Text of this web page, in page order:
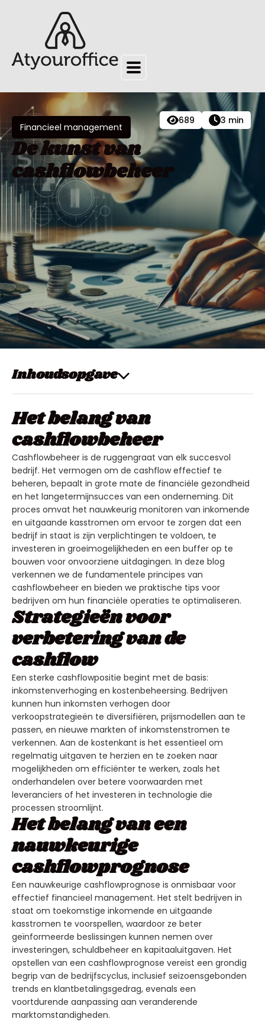
689 3 min
Financieel management
De kunst van
cashflowbeheer
Inhoudsopgave
Het belang van
cashflowbeheer
Cashflowbeheer is de ruggengraat van elk succesvol
bedrijf. Het vermogen om de cashflow effectief te
beheren, bepaalt in grote mate de financiële gezondheid
en het langetermijnsucces van een onderneming. Dit
proces omvat het nauwkeurig monitoren van inkomende
en uitgaande kasstromen om ervoor te zorgen dat een
bedrijf in staat is zijn verplichtingen te voldoen, te
investeren in groeimogelijkheden en een buffer op te
bouwen voor onvoorziene uitdagingen. In deze blog
verkennen we de fundamentele principes van
cashflowbeheer en bieden we praktische tips voor
bedrijven om hun financiële operaties te optimaliseren.
Strategieën voor
verbetering van de
cashflow
Een sterke cashflowpositie begint met de basis:
inkomstenverhoging en kostenbeheersing. Bedrijven
kunnen hun inkomsten verhogen door
verkoopstrategieën te diversifiëren, prijsmodellen aan te
passen, en nieuwe markten of inkomstenstromen te
verkennen. Aan de kostenkant is het essentieel om
regelmatig uitgaven te herzien en te zoeken naar
mogelijkheden om efficiënter te werken, zoals het
onderhandelen over betere voorwaarden met
leveranciers of het investeren in technologie die
processen stroomlijnt.
Het belang van een
nauwkeurige
cashflowprognose
Een nauwkeurige cashflowprognose is onmisbaar voor
effectief financieel management. Het stelt bedrijven in
staat om toekomstige inkomende en uitgaande
kasstromen te voorspellen, waardoor ze beter
geïnformeerde beslissingen kunnen nemen over
investeringen, schuldbeheer en kapitaaluitgaven. Het
opstellen van een cashflowprognose vereist een grondig
begrip van de bedrijfscyclus, inclusief seizoensgebonden
trends en klantbetalingsgedrag, evenals een
voortdurende aanpassing aan veranderende
marktomstandigheden.